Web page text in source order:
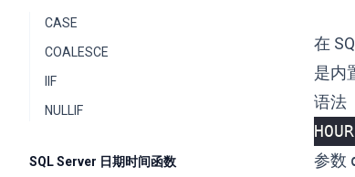
CASE
COALESCE
IIF
NULLIF
SQL Server 日期时间函数
在
是内
语法
HOUR
参数